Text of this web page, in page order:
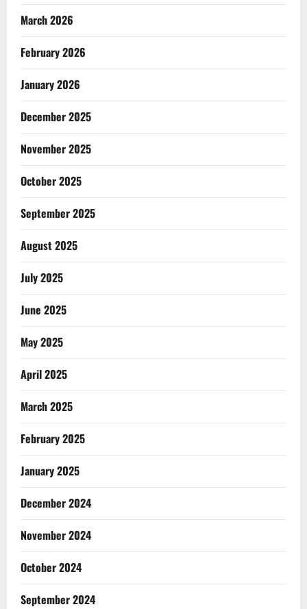
March 2026
February 2026
January 2026
December 2025
November 2025
October 2025
September 2025
August 2025
July 2025
June 2025
May 2025
April 2025
March 2025
February 2025
January 2025
December 2024
November 2024
October 2024
September 2024